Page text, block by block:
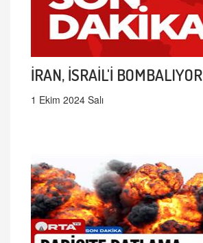
İRAN, İSRAİL'İ BOMBALIYOR
1 Ekim 2024 Salı